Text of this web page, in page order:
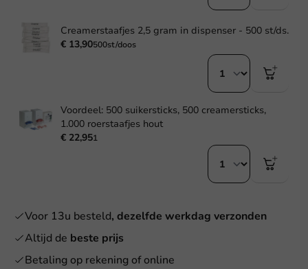
Creamerstaafjes 2,5 gram in dispenser - 500 st/ds.
€ 13,90500st/doos
Voordeel: 500 suikersticks, 500 creamersticks,
1.000 roerstaafjes hout
€ 22,951
Voor 13u besteld, dezelfde werkdag verzonden
Altijd de beste prijs
Betaling op rekening of online